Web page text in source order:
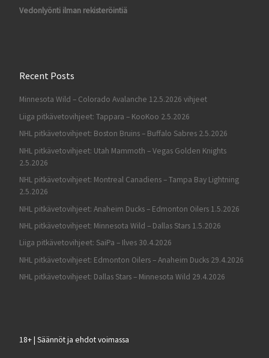
Vedonlyönti ilman rekisteröintiä
Recent Posts
Minnesota Wild – Colorado Avalanche 12.5.2026 vihjeet
Liiga pitkävetovihjeet: Tappara – KooKoo 2.5.2026
NHL pitkävetovihjeet: Boston Bruins – Buffalo Sabres 2.5.2026
NHL pitkävetovihjeet: Utah Mammoth – Vegas Golden Knights
2.5.2026
NHL pitkävetovihjeet: Montreal Canadiens – Tampa Bay Lightning
2.5.2026
NHL pitkävetovihjeet: Anaheim Ducks – Edmonton Oilers 1.5.2026
NHL pitkävetovihjeet: Minnesota Wild – Dallas Stars 1.5.2026
Liiga pitkävetovihjeet: SaiPa – Ilves 30.4.2026
NHL pitkävetovihjeet: Edmonton Oilers – Anaheim Ducks 29.4.2026
NHL pitkävetovihjeet: Dallas Stars – Minnesota Wild 29.4.2026
18+ | Säännöt ja ehdot voimassa